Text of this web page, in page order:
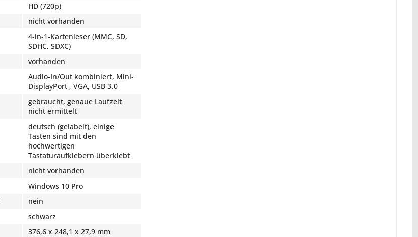
HD (720p)
nicht vorhanden
4-in-1-Kartenleser (MMC, SD,
SDHC, SDXC)
vorhanden
Audio-In/Out kombiniert, Mini-
DisplayPort , VGA, USB 3.0
gebraucht, genaue Laufzeit
nicht ermittelt
deutsch (gelabelt), einige
Tasten sind mit den
hochwertigen
Tastaturaufklebern überklebt
nicht vorhanden
Windows 10 Pro
nein
schwarz
376,6 x 248,1 x 27,9 mm